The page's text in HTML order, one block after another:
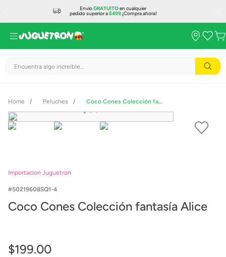
EnvíoGRATUITOen cualquier
pedido superior a$499¡Compra ahora!
Encuentra algo increíble...
Peluches Coco Cones Colección fantasía Alice
Importacion Juguetron
50219608SQ1-4
Coco Cones Colección fantasía Alice
$199.00